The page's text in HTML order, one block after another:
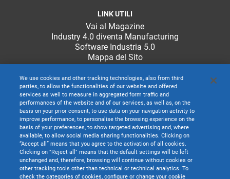
LINK UTILI
Vai al Magazine
Industry 4.0 diventa Manufacturing
Software Industria 5.0
Mappa del Sito
We use cookies and other tracking technologies, also from third
parties, to allow the functionalities of our website and offered
services as well to measure in aggregated form traffic and
performances of the website and of our services, as well as, on the
basis on your prior consent, to use data on your navigation activity to
improve performance, to personalise the browsing experience on the
basis of your preferences, to show targeted advertising and, where
available, to allow social media sharing functionalities. Clicking on
“Accept all” means that you agree to the activation of all cookies.
Clicking on "Reject all" means that the default settings will be left
unchanged and, therefore, browsing will continue without cookies or
other tracking tools other than technical or technical analytics. To
check the categories of cookies, configure or change your cookie